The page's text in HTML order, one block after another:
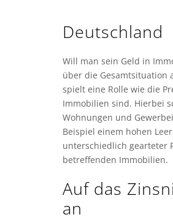
Deutschland
Will man sein Geld in
über die Gesamtsituation
spielt eine Rolle wie die
Immobilien sind. Hierbei
Wohnungen und
Beispiel einem hohen
unterschiedlich gearteter
betreffenden Immobilien.
Auf das
an